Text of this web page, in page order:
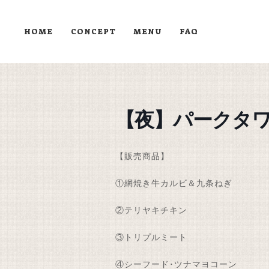
HOME CONCEPT MENU FAQ
【夜】パークタ
【販売商品】
①網焼き牛カルビ＆九条ねぎ
②テリヤキチキン
③トリプルミート
④シーフード･ツナマヨコーン